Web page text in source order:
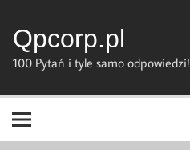
content
Qpcorp.pl
100 Pytań i tyle samo odpowiedzi!